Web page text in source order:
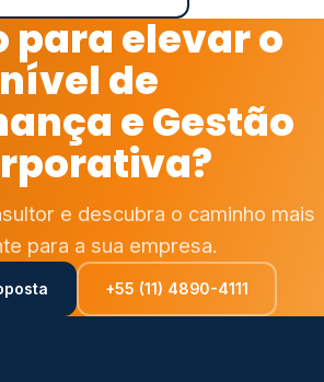
para elevar o
nível de
e Gestão
e descubra o caminho mais
para a sua empresa.
+55 (11) 4890-4111